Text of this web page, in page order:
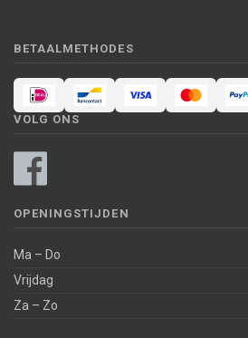
BETAALMETHODES
VOLG ONS
OPENINGSTIJDEN
Ma – Do
Vrijdag
Za – Zo